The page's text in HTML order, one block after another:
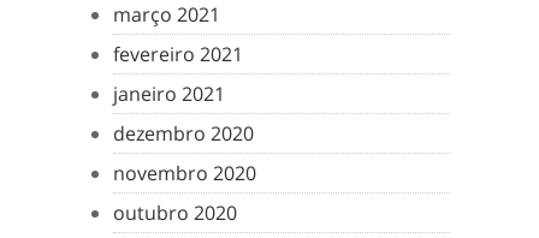
março 2021
fevereiro 2021
janeiro 2021
dezembro 2020
novembro 2020
outubro 2020